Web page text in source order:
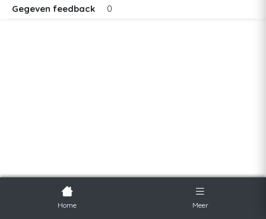
Gegeven feedback
0
Home Meer